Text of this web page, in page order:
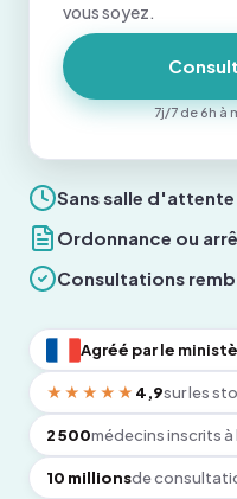
Sans salle
Ordonnance ou
Consultations
Agréé par le
★★★★★ 4,9sur les
2 500médecins inscrits à
10 millionsde
vous soyez.
7j/7 de 6h à